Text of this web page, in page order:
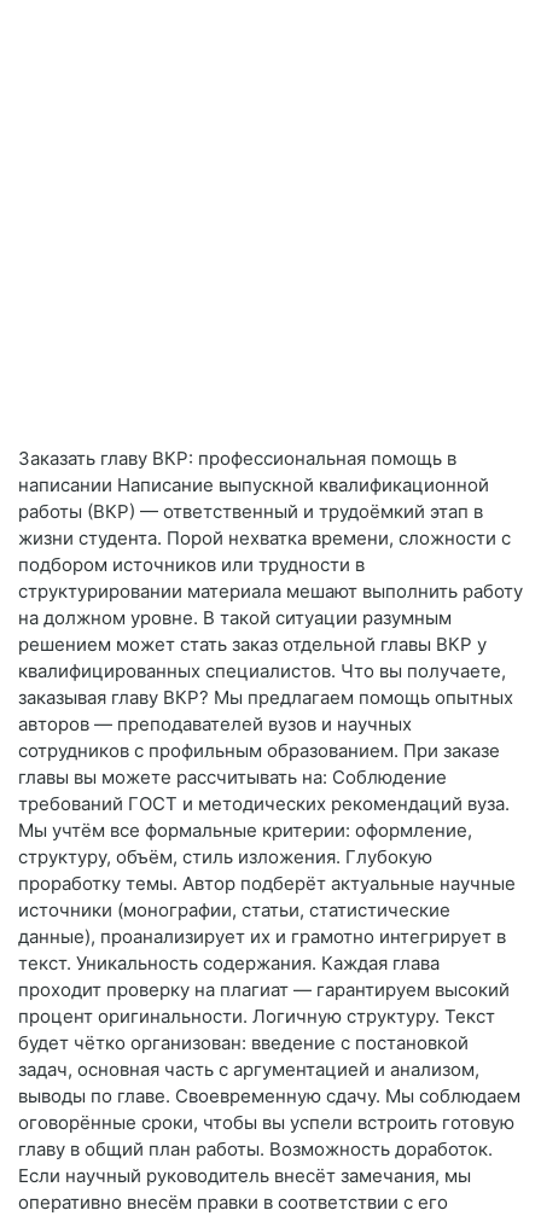
Заказать главу ВКР: профессиональная помощь в
написании Написание выпускной квалификационной
работы (ВКР) — ответственный и трудоёмкий этап в
жизни студента. Порой нехватка времени, сложности с
подбором источников или трудности в
структурировании материала мешают выполнить работу
на должном уровне. В такой ситуации разумным
решением может стать заказ отдельной главы ВКР у
квалифицированных специалистов. Что вы получаете,
заказывая главу ВКР? Мы предлагаем помощь опытных
авторов — преподавателей вузов и научных
сотрудников с профильным образованием. При заказе
главы вы можете рассчитывать на: Соблюдение
требований ГОСТ и методических рекомендаций вуза.
Мы учтём все формальные критерии: оформление,
структуру, объём, стиль изложения. Глубокую
проработку темы. Автор подберёт актуальные научные
источники (монографии, статьи, статистические
данные), проанализирует их и грамотно интегрирует в
текст. Уникальность содержания. Каждая глава
проходит проверку на плагиат — гарантируем высокий
процент оригинальности. Логичную структуру. Текст
будет чётко организован: введение с постановкой
задач, основная часть с аргументацией и анализом,
выводы по главе. Своевременную сдачу. Мы соблюдаем
оговорённые сроки, чтобы вы успели встроить готовую
главу в общий план работы. Возможность доработок.
Если научный руководитель внесёт замечания, мы
оперативно внесём правки в соответствии с его